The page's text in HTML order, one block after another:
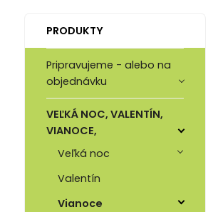
PRODUKTY
Pripravujeme - alebo na
objednávku
VEĽKÁ NOC, VALENTÍN,
VIANOCE,
Veľká noc
Valentín
Vianoce